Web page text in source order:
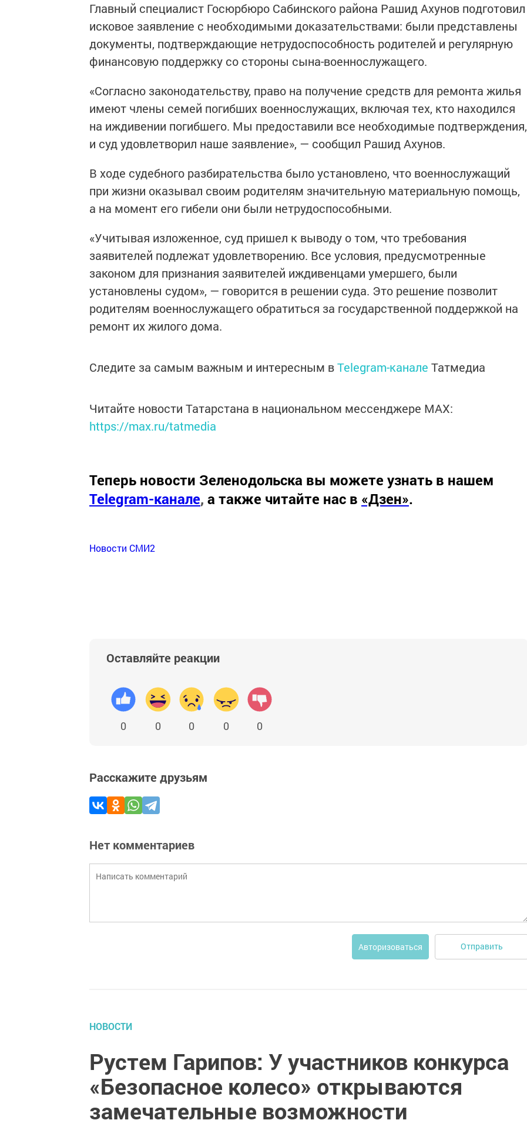
Главный специалист Госюрбюро Сабинского района Рашид Ахунов подготовил
исковое заявление с необходимыми доказательствами: были представлены
документы, подтверждающие нетрудоспособность родителей и регулярную
финансовую поддержку со стороны сына-военнослужащего.
«Согласно законодательству, право на получение средств для ремонта жилья
имеют члены семей погибших военнослужащих, включая тех, кто находился
на иждивении погибшего. Мы предоставили все необходимые подтверждения,
и суд удовлетворил наше заявление», — сообщил Рашид Ахунов.
В ходе судебного разбирательства было установлено, что военнослужащий
при жизни оказывал своим родителям значительную материальную помощь,
а на момент его гибели они были нетрудоспособными.
«Учитывая изложенное, суд пришел к выводу о том, что требования
заявителей подлежат удовлетворению. Все условия, предусмотренные
законом для признания заявителей иждивенцами умершего, были
установлены судом», — говорится в решении суда. Это решение позволит
родителям военнослужащего обратиться за государственной поддержкой на
ремонт их жилого дома.
Следите за самым важным и интересным вTelegram-канале Татмедиа
Читайте новости Татарстана в национальном мессенджере MАХ:
https://max.ru/tatmedia
Теперь новости Зеленодольска вы можете узнать в нашем
Telegram-канале, а также читайте нас в «Дзен».
Новости СМИ2
Оставляйте реакции
0 0 0 0 0
Расскажите друзьям
Нет комментариев
Авторизоваться Отправить
НОВОСТИ
Рустем Гарипов: У участников конкурса
«Безопасное колесо» открываются
замечательные возможности